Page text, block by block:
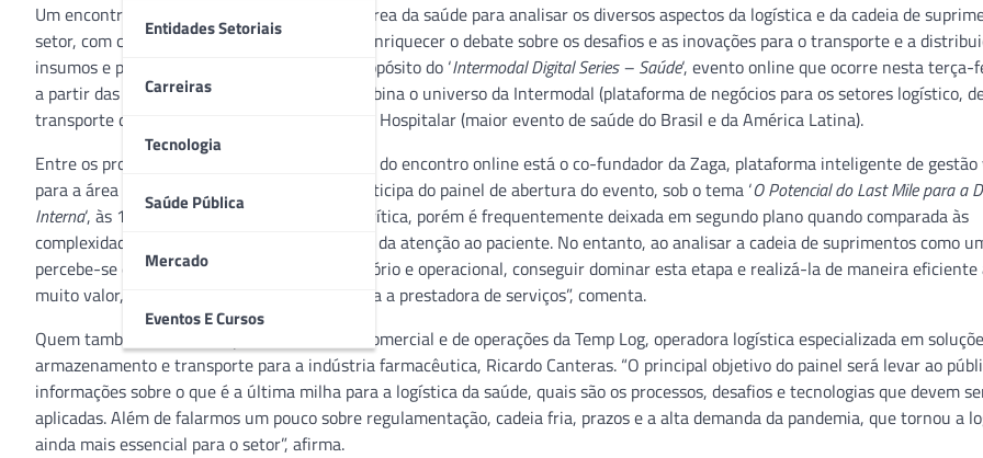
Entidades Setoriais
Carreiras
Tecnologia
Saúde Pública
Mercado
Eventos E Cursos
Um encontro exclusivo com especialistas da área da saúde para analisar os diversos aspectos da logística e da cadeia de
setor, com conteúdos de alta qualidade para enriquecer o debate sobre os desafios e as inovações para o transporte e a
insumos e produtos do segmento. Este é o propósito do ‘Intermodal Digital Series – Saúde‘, evento online que ocorre nesta terça-
a partir das 10h – em uma iniciativa que combina o universo da Intermodal (plataforma de negócios para os setores logístico,
transporte de cargas e comércio exterior) e da Hospitalar (maior evento de saúde do Brasil e da América Latina).
Entre os profissionais do setor que participam do encontro online está o co-fundador da Zaga, plataforma inteligente de
para a área da saúde, André Iaconelli, que participa do painel de abertura do evento, sob o tema ‘O Potencial do Last Mile para a
Interna‘, às 10h. “A última milha em saúde é crítica, porém é frequentemente deixada em segundo plano quando comparada às
complexidades enfrentadas na linha de frente da atenção ao paciente. No entanto, ao analisar a cadeia de suprimentos como
percebe-se que, de um ponto de vista regulatório e operacional, conseguir dominar esta etapa e realizá-la de maneira eficiente
muito valor, tanto para o paciente quanto para a prestadora de serviços”, comenta.
Quem também está neste painel é o diretor comercial e de operações da Temp Log, operadora logística especializada em
armazenamento e transporte para a indústria farmacêutica, Ricardo Canteras. “O principal objetivo do painel será levar ao
informações sobre o que é a última milha para a logística da saúde, quais são os processos, desafios e tecnologias que devem
aplicadas. Além de falarmos um pouco sobre regulamentação, cadeia fria, prazos e a alta demanda da pandemia, que tornou a
ainda mais essencial para o setor”, afirma.